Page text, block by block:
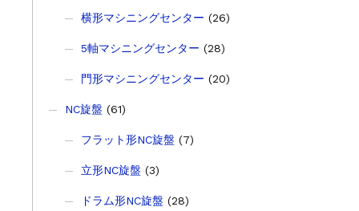
横形マシニングセンター (26)
5軸マシニングセンター (28)
門形マシニングセンター (20)
NC旋盤 (61)
フラット形NC旋盤 (7)
立形NC旋盤 (3)
ドラム形NC旋盤 (28)